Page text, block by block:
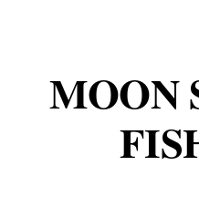
MOON